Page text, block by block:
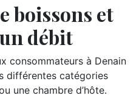
boissons et
débit
consommateurs à Denain
différentes catégories
une chambre d’hôte.